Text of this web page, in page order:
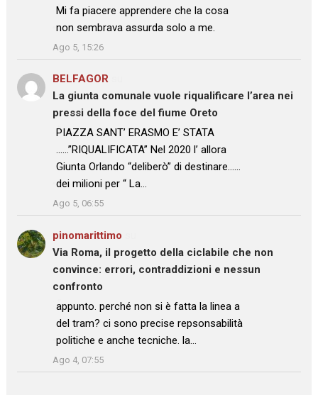
: “
Mi fa piacere apprendere che la cosa
non sembrava assurda solo a me.
”
Ago 5, 15:26
BELFAGOR
La giunta comunale vuole riqualificare l’area nei
pressi della foce del fiume Oreto
: “PIAZZA SANT’ ERASMO E’ STATA
……”RIQUALIFICATA” Nel 2020 l’ allora
Giunta Orlando “deliberò” di destinare……
dei milioni per “ La…
”
Ago 5, 06:55
pinomarittimo
Via Roma, il progetto della ciclabile che non
convince: errori, contraddizioni e nessun
confronto
: “
appunto. perché non si è fatta la linea a
del tram? ci sono precise repsonsabilità
politiche e anche tecniche. la…
”
Ago 4, 07:55